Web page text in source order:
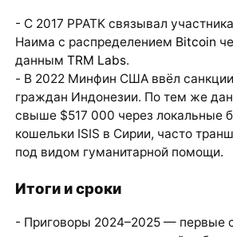
- С 2017 PPATK связывал
Наима с распределением Bitcoin
данным TRM Labs.
- В 2022 Минфин США ввёл санкции
граждан Индонезии. По тем же
свыше $517 000 через локальные
кошельки ISIS в Сирии, часто
под видом гуманитарной помощи.
Итоги и сроки
- Приговоры 2024–2025 — первые